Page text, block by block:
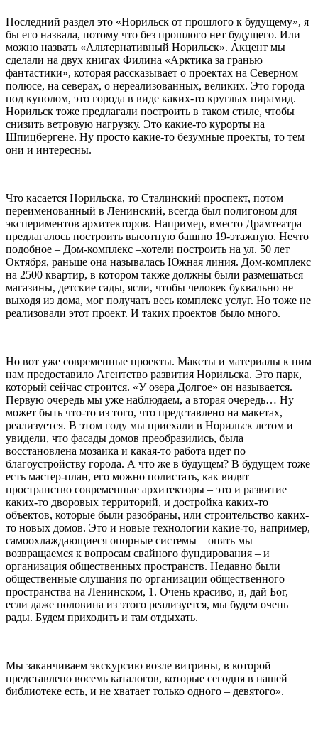
Последний раздел это «Норильск от прошлого к будущему», я
бы его назвала, потому что без прошлого нет будущего. Или
можно назвать «Альтернативный Норильск». Акцент мы
сделали на двух книгах Филина «Арктика за гранью
фантастики», которая рассказывает о проектах на Северном
полюсе, на северах, о нереализованных, великих. Это города
под куполом, это города в виде каких-то круглых пирамид.
Норильск тоже предлагали построить в таком стиле, чтобы
снизить ветровую нагрузку. Это какие-то курорты на
Шпицбергене. Ну просто какие-то безумные проекты, то тем
они и интересны.
Что касается Норильска, то Сталинский проспект, потом
переименованный в Ленинский, всегда был полигоном для
экспериментов архитекторов. Например, вместо Драмтеатра
предлагалось построить высотную башню 19-этажную. Нечто
подобное – Дом-комплекс –хотели построить на ул. 50 лет
Октября, раньше она называлась Южная линия. Дом-комплекс
на 2500 квартир, в котором также должны были размещаться
магазины, детские сады, ясли, чтобы человек буквально не
выходя из дома, мог получать весь комплекс услуг. Но тоже не
реализовали этот проект. И таких проектов было много.
Но вот уже современные проекты. Макеты и материалы к ним
нам предоставило Агентство развития Норильска. Это парк,
который сейчас строится. «У озера Долгое» он называется.
Первую очередь мы уже наблюдаем, а вторая очередь… Ну
может быть что-то из того, что представлено на макетах,
реализуется. В этом году мы приехали в Норильск летом и
увидели, что фасады домов преобразились, была
восстановлена мозаика и какая-то работа идет по
благоустройству города. А что же в будущем? В будущем тоже
есть мастер-план, его можно полистать, как видят
пространство современные архитекторы – это и развитие
каких-то дворовых территорий, и достройка каких-то
объектов, которые были разобраны, или строительство каких-
то новых домов. Это и новые технологии какие-то, например,
самоохлаждающиеся опорные системы – опять мы
возвращаемся к вопросам свайного фундирования – и
организация общественных пространств. Недавно были
общественные слушания по организации общественного
пространства на Ленинском, 1. Очень красиво, и, дай Бог,
если даже половина из этого реализуется, мы будем очень
рады. Будем приходить и там отдыхать.
Мы заканчиваем экскурсию возле витрины, в которой
представлено восемь каталогов, которые сегодня в нашей
библиотеке есть, и не хватает только одного – девятого».